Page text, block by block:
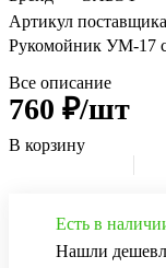
Артикул поставщика
Рукомойник УМ-17
Все описание
760 ₽/шт
В корзину
Есть в
Нашли